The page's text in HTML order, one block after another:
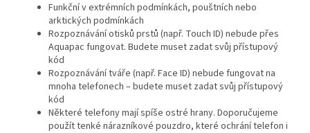
Funkční v extrémních podmínkách, pouštních nebo
arktických podmínkách
Rozpoznávání otisků prstů (např. Touch ID) nebude přes
Aquapac fungovat. Budete muset zadat svůj přístupový
kód
Rozpoznávání tváře (např. Face ID) nebude fungovat na
mnoha telefonech – budete muset zadat svůj přístupový
kód
Některé telefony mají spíše ostré hrany. Doporučujeme
použít tenké nárazníkové pouzdro, které ochrání telefon i